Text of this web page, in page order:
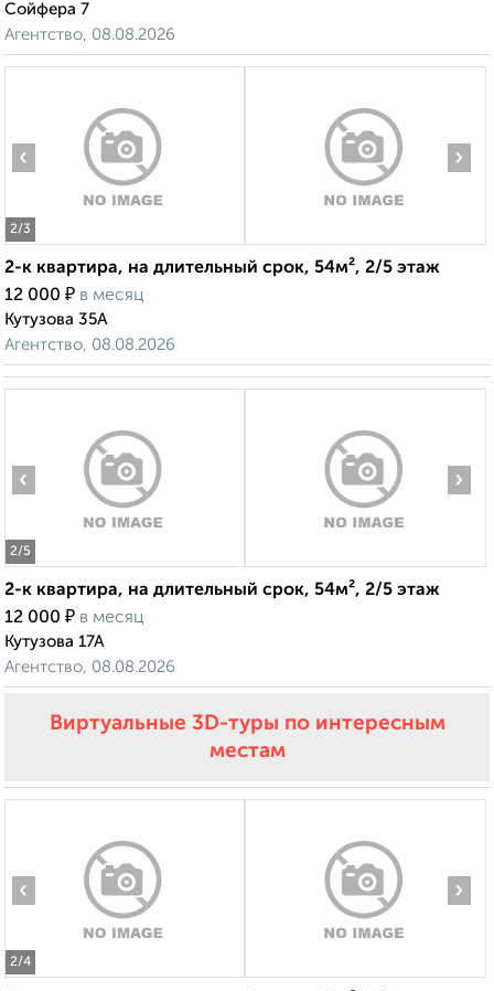
Сойфера 7
Агентство, 08.08.2026
2/3
‹ ›
2-к квартира, на длительный срок, 54м², 2/5 этаж
12 000 ₽ в месяц
Кутузова 35А
Агентство, 08.08.2026
2/5
‹ ›
2-к квартира, на длительный срок, 54м², 2/5 этаж
12 000 ₽ в месяц
Кутузова 17А
Агентство, 08.08.2026
Виртуальные 3D-туры по интересным
местам
2/4
‹ ›